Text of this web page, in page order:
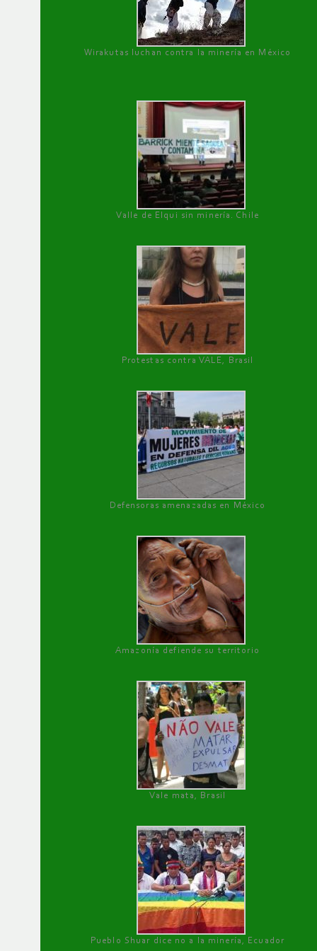
Wirakutas luchan contra la minería en México
Valle de Elqui sin minería. Chile
Protestas contra VALE, Brasil
Defensoras amenazadas en México
Amazonía defiende su territorio
Vale mata, Brasil
Pueblo Shuar dice no a la minería, Ecuador